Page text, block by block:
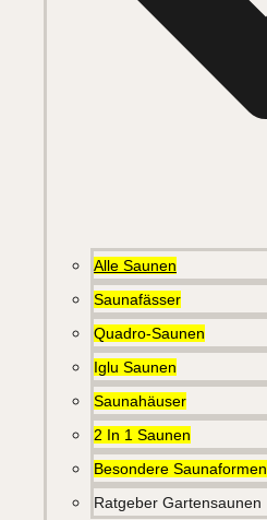
Alle Saunen
Saunafässer
Quadro-Saunen
Iglu Saunen
Saunahäuser
2 In 1 Saunen
Besondere Saunaformen
Ratgeber Gartensaunen